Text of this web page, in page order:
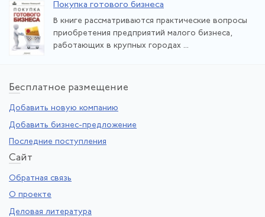
Покупка готового бизнеса
В книге рассматриваются практические вопросы
приобретения предприятий малого бизнеса,
работающих в крупных городах ...
Бесплатное размещение
Добавить новую компанию
Добавить бизнес-предложение
Последние поступления
Сайт
Обратная связь
О проекте
Деловая литература